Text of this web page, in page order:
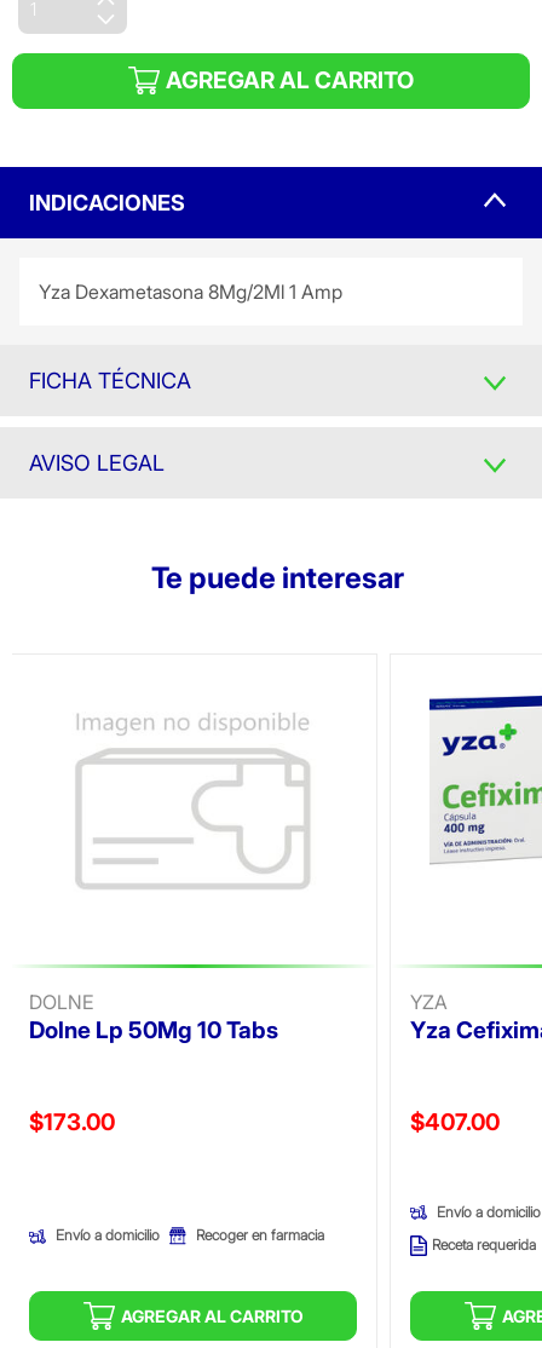
AGREGAR AL CARRITO
INDICACIONES
Yza Dexametasona 8Mg/2Ml 1 Amp
FICHA TÉCNICA
AVISO LEGAL
Te puede interesar
DOLNE
Dolne Lp 50Mg 10 Tabs
Precio reducido de
$173.00
Envío a domicilio Recoger en farmacia
AGREGAR AL CARRITO
YZA
Yza
Precio
$407.00
Envío a domicilio
Receta requerida